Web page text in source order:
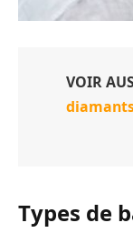
VOIR
Types de